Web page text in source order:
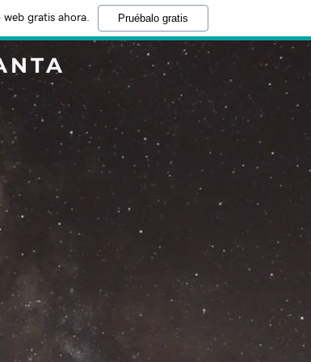
web gratis ahora. Pruébalo gratis